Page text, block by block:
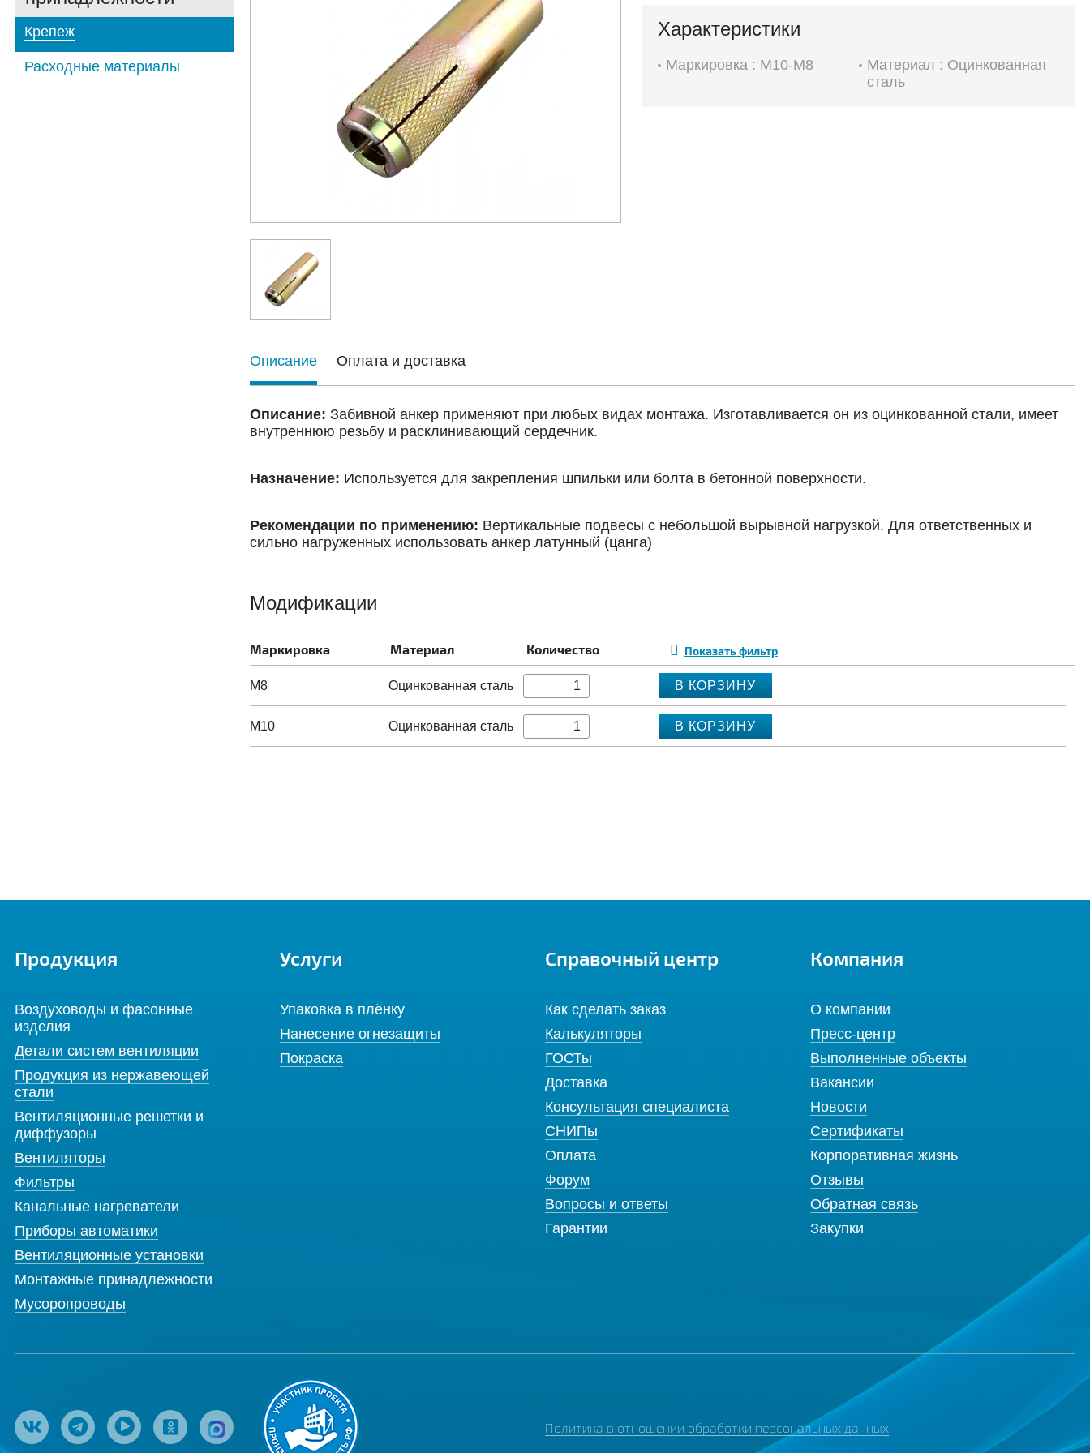
Крепеж
Расходные материалы
Характеристики
Маркировка : М10-М8
Материал : Оцинкованная
сталь
Описание Оплата и доставка
Описание: Забивной анкер применяют при любых видах монтажа. Изготавливается он из оцинкованной стали, имеет
внутреннюю резьбу и расклинивающий сердечник.
Назначение: Используется для закрепления шпильки или болта в бетонной поверхности.
Рекомендации по применению: Вертикальные подвесы с небольшой вырывной нагрузкой. Для ответственных и
сильно нагруженных использовать анкер латунный (цанга)
Модификации
Маркировка Материал Количество Показать фильтр
М8 Оцинкованная сталь В КОРЗИНУ
М10 Оцинкованная сталь В КОРЗИНУ
Продукция
Воздуховоды и фасонные
изделия
Детали систем вентиляции
Продукция из нержавеющей
стали
Вентиляционные решетки и
диффузоры
Вентиляторы
Фильтры
Канальные нагреватели
Приборы автоматики
Вентиляционные установки
Монтажные принадлежности
Мусоропроводы
Услуги
Упаковка в плёнку
Нанесение огнезащиты
Покраска
Справочный центр
Как сделать заказ
Калькуляторы
ГОСТы
Доставка
Консультация специалиста
СНИПы
Оплата
Форум
Вопросы и ответы
Гарантии
Компания
О компании
Пресс-центр
Выполненные объекты
Вакансии
Новости
Сертификаты
Корпоративная жизнь
Отзывы
Обратная связь
Закупки
Политика в отношении обработки персональных данных